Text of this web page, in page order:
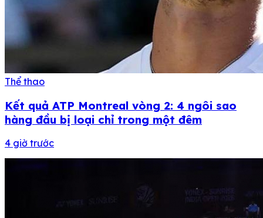
Thể thao
Kết quả ATP Montreal vòng 2: 4 ngôi sao
hàng đầu bị loại chỉ trong một đêm
4 giờ trước